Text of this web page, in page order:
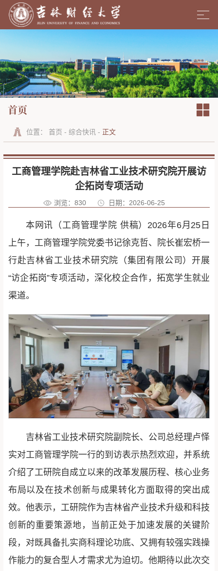
首页
位置： 首页 - 综合快讯 - 正文
工商管理学院赴吉林省工业技术研究院开展访
企拓岗专项活动
浏览： 830 日期：2026-06-25
本网讯（工商管理学院 供稿）2026年6月25日
上午，工商管理学院党委书记徐克哲、院长崔宏桥一
行赴吉林省工业技术研究院（集团有限公司）开展
“访企拓岗”专项活动，深化校企合作，拓宽学生就业
渠道。
吉林省工业技术研究院副院长、公司总经理卢怿
实对工商管理学院一行的到访表示热烈欢迎，并系统
介绍了工研院自成立以来的改革发展历程、核心业务
布局以及在技术创新与成果转化方面取得的突出成
效。他表示，工研院作为吉林省产业技术升级和科技
创新的重要策源地，当前正处于加速发展的关键阶
段，对既具备扎实商科理论功底、又拥有较强实践操
作能力的复合型人才需求尤为迫切。他期待以此次交